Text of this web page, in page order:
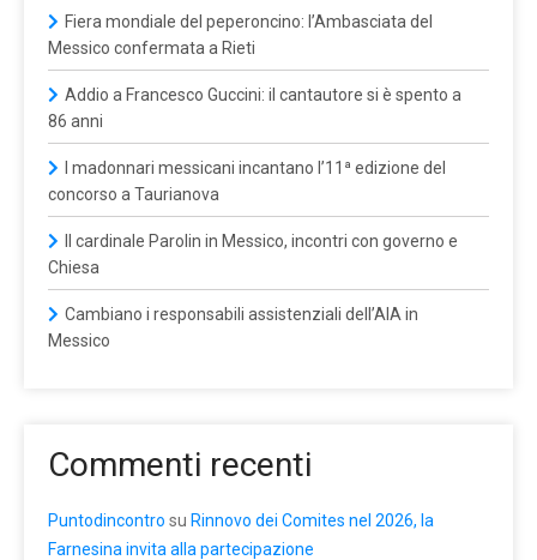
Fiera mondiale del peperoncino: l’Ambasciata del
Messico confermata a Rieti
Addio a Francesco Guccini: il cantautore si è spento a
86 anni
I madonnari messicani incantano l’11ª edizione del
concorso a Taurianova
Il cardinale Parolin in Messico, incontri con governo e
Chiesa
Cambiano i responsabili assistenziali dell’AIA in
Messico
Commenti recenti
Puntodincontro su Rinnovo dei Comites nel 2026, la
Farnesina invita alla partecipazione